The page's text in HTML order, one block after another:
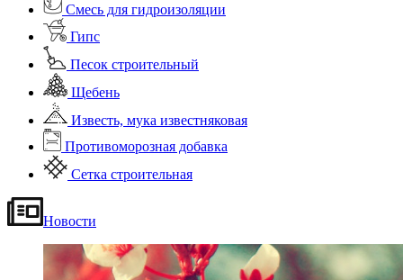
Смесь для гидроизоляции
Гипс
Песок строительный
Щебень
Известь, мука известняковая
Противоморозная добавка
Сетка строительная
Новости